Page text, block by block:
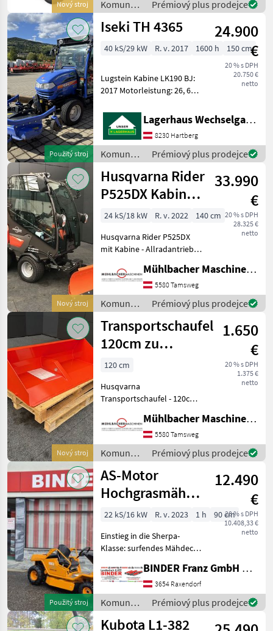
Nový stroj
Z315E Als unser
Einsteigerm
Komunálne
stroje /
John
Prémiový plus prodejce
Použitý stroj
Iseki TH 4365
24.900
€
20 % s DPH
20.750 €
netto
40 kS/29 kW R. v. 2017 1600 h 150 cm
Lugstein Kabine LK190 BJ:
2017 Motorleistung: 26, 6
FZW inkl. Gras- und
Laufaufnahmegerät Iseki
1270 BJ: 2018 Zapfwellen
betriebe
Lagerhaus Wechselgau reg. Gen.m.b.H.
8230 Hartberg
Komunálne
stroje /
Iseki
Prémiový plus prodejce
Nový stroj
Husqvarna Rider
P525DX Kabine,
Cyclonstreuer,
140cm Schild
33.990
€
20 % s DPH
28.325 €
netto
24 kS/18 kW R. v. 2022
140 cm
Husqvarna Rider P525DX
mit Kabine - Allradantrieb -
Hinterachsenlenkung -
Servolenkung - 3-Zylinder
Dieselmotor - Kubota
Motor 1123cm³ 17, 8kW/24
Mühlbacher Maschinen GmbH
5580 Tamsweg
Komunálne
stroje /
Husqvarna
Prémiový plus prodejce
Nový stroj
Transportschaufel
120cm zu
Husqvarna 500er
1.650
€
20 % s DPH
1.375 €
netto
120 cm
Husqvarna
Transportschaufel - 120cm
Ladekapazität -
(Gegengewicht beim Rider
erforderlich!) - passend zu
Husqvarna Rider P520DX,
P525DX, P
Mühlbacher Maschinen GmbH
5580 Tamsweg
Komunálne
stroje /
Husqvarna
Prémiový plus prodejce
Použitý stroj
AS-Motor
Hochgrasmäher
AS 915 Sherpa
2WD B&S
12.490
€
20 % s DPH
10.408,33 €
netto
22 kS/16 kW R. v. 2023 1 h
90 cm
Einstieg in die Sherpa-
Klasse: surfendes Mähdeck,
Komfort Aus unserem
bekannten Aufsitz-
Allmäher AS 915 Enduro
wird jetzt der AS 915 Sherp
BINDER Franz GmbH & CoKG
3654 Raxendorf
Komunálne
stroje /
AS-Motor
Prémiový plus prodejce
Kubota L1-382